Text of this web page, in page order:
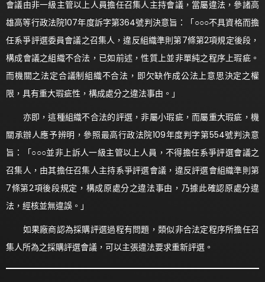
會議由非一級主管以上人員擔任召集人主持會議，當屬違法，參諸高
雄高等行政法院107年度訴字第364號判決意旨：「○○○不具資格而擔
任系爭評選委員會議之召集人，違反組織準則第7條第2項規定後段，
構成會議之組織不合法，已如前述，性質上並非單純之程序上瑕疵。
而機關之法定合議制組織不合法，即欠缺作成公法上意思決定之權
限，具有重大瑕疵性，構成處分之違法事由。」
亦即，這種組織不合法的評選，非屬小瑕疵，而屬重大瑕疵，機
關承辦人應予辨明，參照最高行政法院109年度判字第554號判決意
旨：「○○○並非上訴人一級主管以上人員，不得擔任系爭評選會議之
召集人，由其擔任召集人主持系爭評選會議，違反評選會組織準則第
7條第2項後段規定，構成原處分之違法事由，乃據此確認原處分違
法，經核並無違誤。」
如果廠商認為採購評選過程有問題，類似非合法定程序所擔任召
集人所為之採購評選會議，可以主張違法要求重新評選。